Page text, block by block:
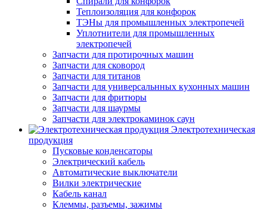
Теплоизоляция для конфорок
ТЭНы для промышленных электропечей
Уплотнители для промышленных
электропечей
Запчасти для протирочных машин
Запчасти для сковород
Запчасти для титанов
Запчасти для универсальнных кухонных машин
Запчасти для фритюры
Запчасти для шаурмы
Запчасти для электрокаминок саун
Электротехническая
продукция
Пусковые конденсаторы
Электрический кабель
Автоматические выключатели
Вилки электрические
Кабель канал
Клеммы, разъемы, зажимы